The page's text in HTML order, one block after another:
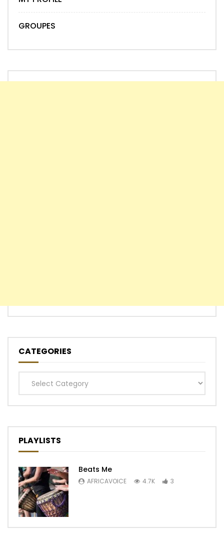
GROUPES
CATEGORIES
Categories
PLAYLISTS
Beats Me
AFRICAVOICE 4.7K 3